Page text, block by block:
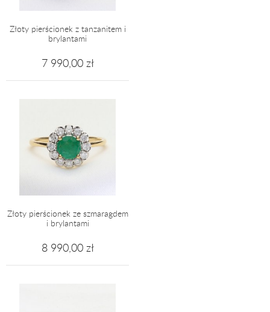
Złoty pierścionek z tanzanitem i
brylantami
7 990,00 zł
Złoty pierścionek ze szmaragdem
i brylantami
8 990,00 zł